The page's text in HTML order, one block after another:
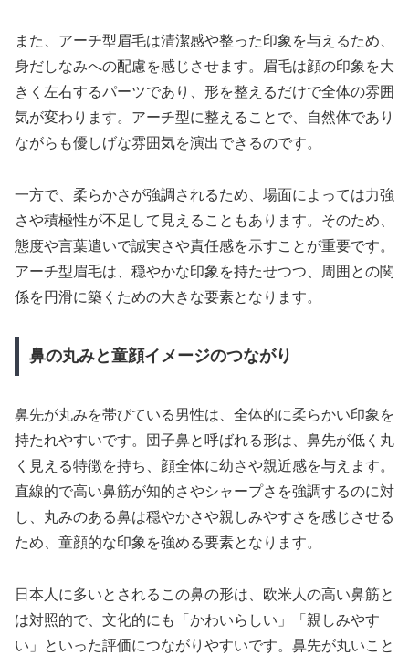
また、アーチ型眉毛は清潔感や整った印象を与えるため、
身だしなみへの配慮を感じさせます。眉毛は顔の印象を大
きく左右するパーツであり、形を整えるだけで全体の雰囲
気が変わります。アーチ型に整えることで、自然体であり
ながらも優しげな雰囲気を演出できるのです。
一方で、柔らかさが強調されるため、場面によっては力強
さや積極性が不足して見えることもあります。そのため、
態度や言葉遣いで誠実さや責任感を示すことが重要です。
アーチ型眉毛は、穏やかな印象を持たせつつ、周囲との関
係を円滑に築くための大きな要素となります。
鼻の丸みと童顔イメージのつながり
鼻先が丸みを帯びている男性は、全体的に柔らかい印象を
持たれやすいです。団子鼻と呼ばれる形は、鼻先が低く丸
く見える特徴を持ち、顔全体に幼さや親近感を与えます。
直線的で高い鼻筋が知的さやシャープさを強調するのに対
し、丸みのある鼻は穏やかさや親しみやすさを感じさせる
ため、童顔的な印象を強める要素となります。
日本人に多いとされるこの鼻の形は、欧米人の高い鼻筋と
は対照的で、文化的にも「かわいらしい」「親しみやす
い」といった評価につながりやすいです。鼻先が丸いこと